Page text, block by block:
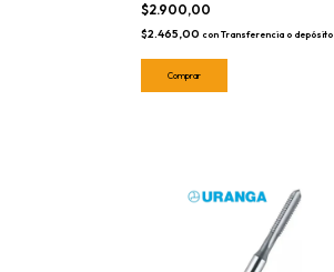
$2.900,00
$2.465,00 con Transferencia o depósito